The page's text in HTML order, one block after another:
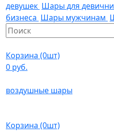
девушек Шары для
бизнеса Шары мужчинам
Корзина (0шт)
0 руб.
воздушные шары
Корзина (0шт)